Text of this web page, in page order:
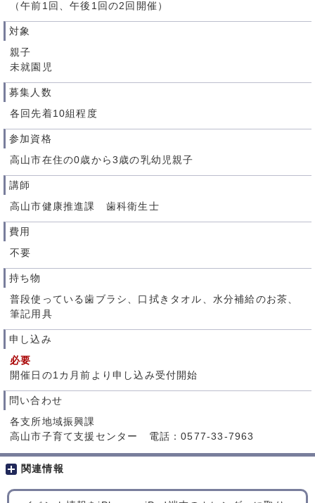
（午前1回、午後1回の2回開催）
対象
親子
未就園児
募集人数
各回先着10組程度
参加資格
高山市在住の0歳から3歳の乳幼児親子
講師
高山市健康推進課 歯科衛生士
費用
不要
持ち物
普段使っている歯ブラシ、口拭きタオル、水分補給のお茶、
筆記用具
申し込み
必要
開催日の1カ月前より申し込み受付開始
問い合わせ
各支所地域振興課
高山市子育て支援センター 電話：0577-33-7963
関連情報